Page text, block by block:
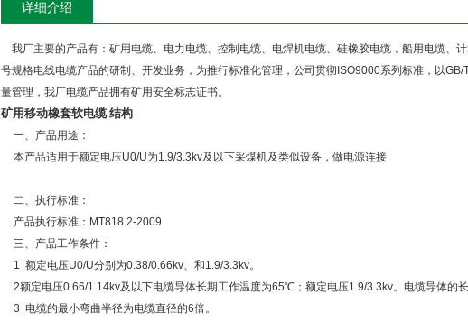
详细介绍
我厂主要的产品有：矿用电缆、电力电缆、控制电缆、电焊机电缆、硅橡胶电缆，船用电缆、
号规格电线电缆产品的研制、开发业务，为推行标准化管理，公司贯彻 ISO9000系列标准，以GB/
量管理，我厂电缆产品拥有矿用安全标志证书。
矿用移动橡套软电缆 结构
一、产品用途：
本产品适用于额定电压U0/U为1.9/3.3kv及以下采煤机及类似设备，做电源连接
二、执行标准：
产品执行标准： MT818.2-2009
三、产品工作条件：
1 额定电压U0/U分别为0.38/0.66kv、和1.9/3.3kv。
2额定电压0.66/1.14kv及以下电缆导体长期工作温度为65℃；额定电压1.9/3.3kv。电缆导体的
3 电缆的最小弯曲半径为电缆直径的6倍。